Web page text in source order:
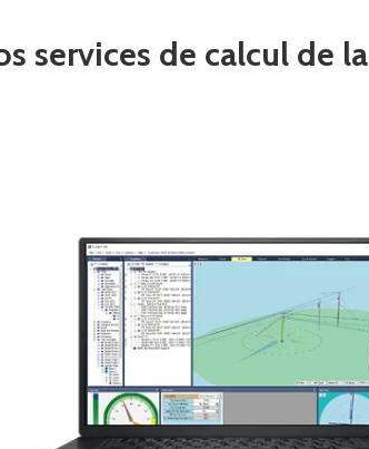
services de calcul de la